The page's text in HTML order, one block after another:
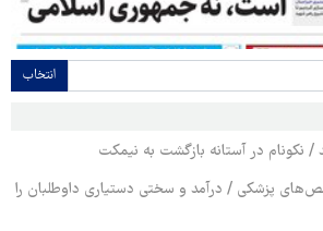
انتخاب
/ نکونام در آستانه بازگشت به نیمکت
پزشکی / درآمد و سختی دستیاری داوطلبان را